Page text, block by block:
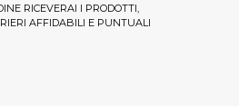
RICEVERAI I PRODOTTI,
AFFIDABILI E PUNTUALI